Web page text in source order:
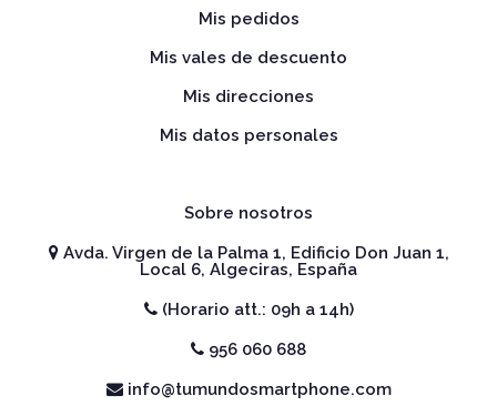
Mis pedidos
Mis vales de descuento
Mis direcciones
Mis datos personales
Sobre nosotros
Avda. Virgen de la Palma 1, Edificio Don Juan 1,
Local 6, Algeciras, España
(Horario att.: 09h a 14h)
956 060 688
info@tumundosmartphone.com